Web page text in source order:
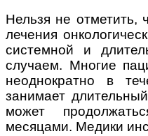
Нельзя не отметить,
лечения
системной и
случаем. Многие
неоднократно в
занимает
может
месяцами. Медики